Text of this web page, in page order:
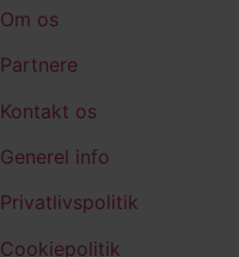
Om os
Partnere
Kontakt os
Generel info
Privatlivspolitik
Cookiepolitik